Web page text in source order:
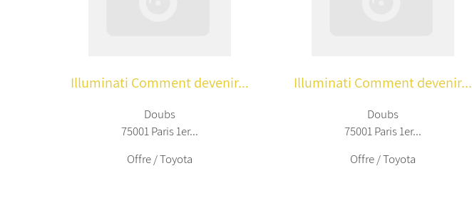
Illuminati Comment devenir...
Doubs
75001 Paris 1er...
Offre / Toyota
Illuminati Comment devenir...
Doubs
75001 Paris 1er...
Offre / Toyota